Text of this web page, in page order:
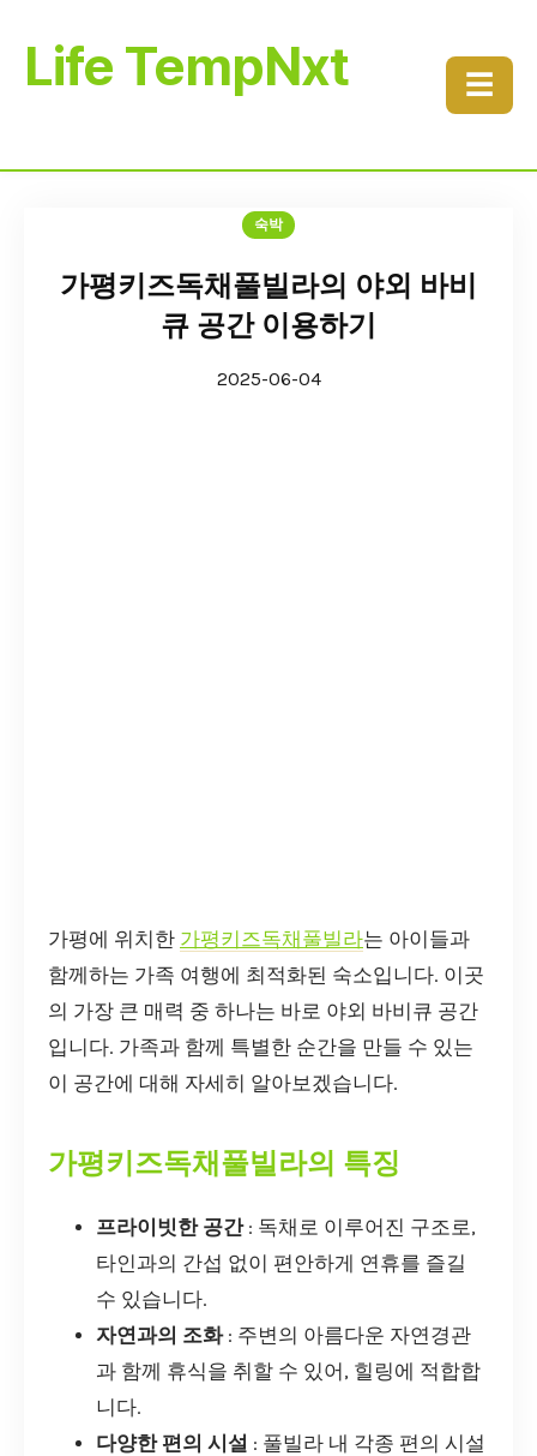
Life TempNxt ☰
숙박
가평키즈독채풀빌라의 야외 바비
큐 공간 이용하기
2025-06-04
가평에 위치한 가평키즈독채풀빌라는 아이들과
함께하는 가족 여행에 최적화된 숙소입니다. 이곳
의 가장 큰 매력 중 하나는 바로 야외 바비큐 공간
입니다. 가족과 함께 특별한 순간을 만들 수 있는
이 공간에 대해 자세히 알아보겠습니다.
가평키즈독채풀빌라의 특징
프라이빗한 공간: 독채로 이루어진 구조로,
타인과의 간섭 없이 편안하게 연휴를 즐길
수 있습니다.
자연과의 조화: 주변의 아름다운 자연경관
과 함께 휴식을 취할 수 있어, 힐링에 적합합
니다.
다양한 편의 시설 : 풀빌라 내 각종 편의 시설